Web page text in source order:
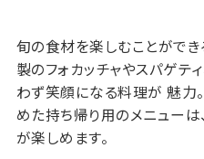
旬の食材を楽しむことができ
製のフォカッチャやスパゲテ
わず笑顔になる料理が 魅力
めた持ち帰り用のメニュー
が楽しめます。